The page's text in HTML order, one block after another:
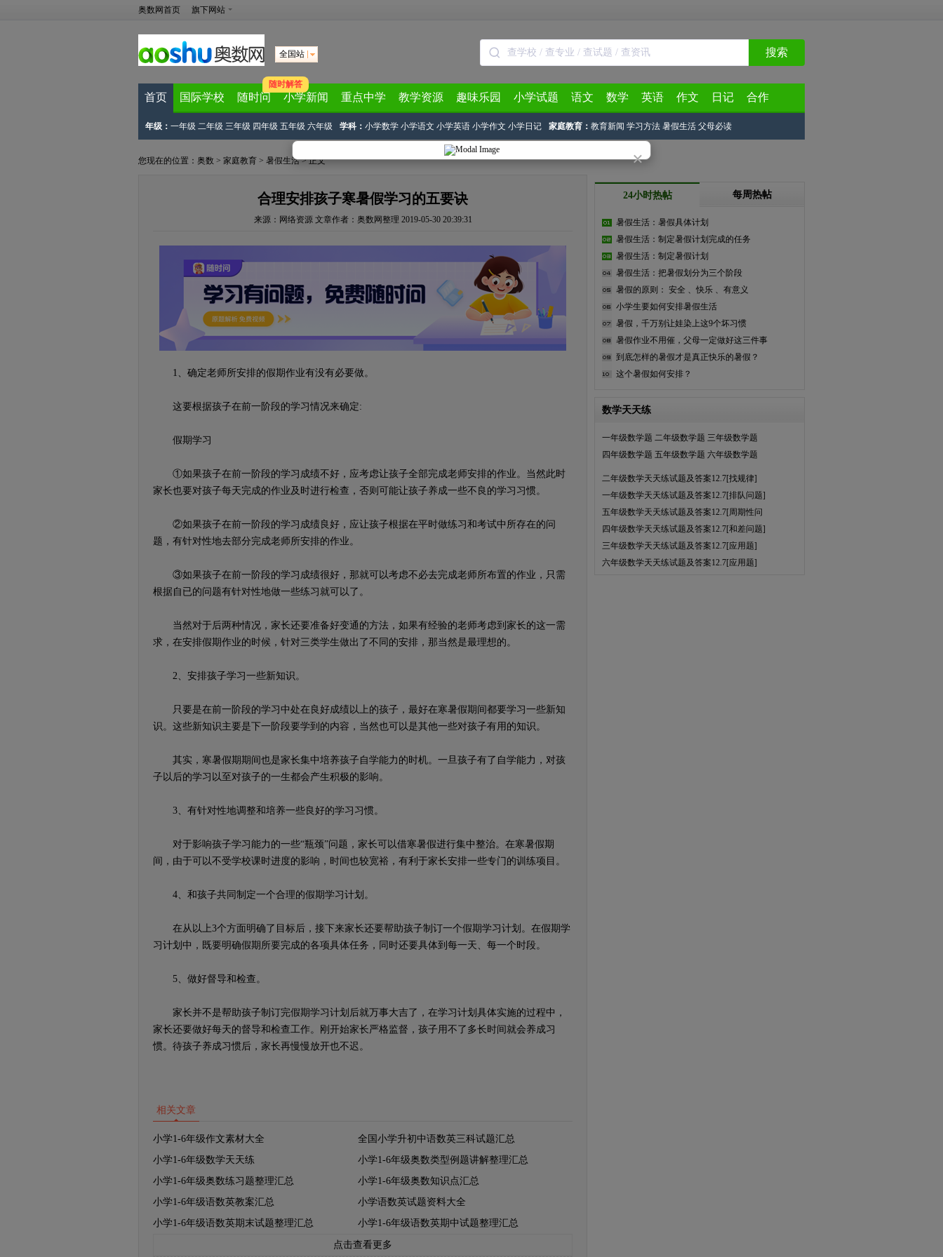
×
奥数网首页 旗下网站
全国站 搜索
首页 国际学校 随时问
随时解答
小学新闻 重点中学 教学资源 趣味乐园 小学试题 语文 数学 英语 作文 日记 合作
年级： 一年级 二年级 三年级 四年级 五年级 六年级 学科： 小学数学 小学语文 小学英语 小学作文 小学日记 家庭教育： 教育新闻 学习方法 暑假生活 父母必读
您现在的位置： 奥数 > 家庭教育 > 暑假生活> 正文
合理安排孩子寒暑假学习的五要诀
来源： 网络资源文章作者：奥数网整理 2019-05-30 20:39:31
1、确定老师所安排的假期作业有没有必要做。
这要根据孩子在前一阶段的学习情况来确定:
假期学习
①如果孩子在前一阶段的学习成绩不好，应考虑让孩子全部完成老师安排的作业。当然此时
家长也要对孩子每天完成的作业及时进行检查，否则可能让孩子养成一些不良的学习习惯。
②如果孩子在前一阶段的学习成绩良好，应让孩子根据在平时做练习和考试中所存在的问
题，有针对性地去部分完成老师所安排的作业。
③如果孩子在前一阶段的学习成绩很好，那就可以考虑不必去完成老师所布置的作业，只需
根据自已的问题有针对性地做一些练习就可以了。
当然对于后两种情况，家长还要准备好变通的方法，如果有经验的老师考虑到家长的这一需
求，在安排假期作业的时候，针对三类学生做出了不同的安排，那当然是最理想的。
2、安排孩子学习一些新知识。
只要是在前一阶段的学习中处在良好成绩以上的孩子，最好在寒暑假期间都要学习一些新知
识。这些新知识主要是下一阶段要学到的内容，当然也可以是其他一些对孩子有用的知识。
其实，寒暑假期期间也是家长集中培养孩子自学能力的时机。一旦孩子有了自学能力，对孩
子以后的学习以至对孩子的一生都会产生积极的影响。
3、有针对性地调整和培养一些良好的学习习惯。
对于影响孩子学习能力的一些“瓶颈”问题，家长可以借寒暑假进行集中整治。在寒暑假期
间，由于可以不受学校课时进度的影响，时间也较宽裕，有利于家长安排一些专门的训练项目。
4、和孩子共同制定一个合理的假期学习计划。
在从以上3个方面明确了目标后，接下来家长还要帮助孩子制订一个假期学习计划。在假期学
习计划中，既要明确假期所要完成的各项具体任务，同时还要具体到每一天、每一个时段。
5、做好督导和检查。
家长并不是帮助孩子制订完假期学习计划后就万事大吉了，在学习计划具体实施的过程中，
家长还要做好每天的督导和检查工作。刚开始家长严格监督，孩子用不了多长时间就会养成习
惯。待孩子养成习惯后，家长再慢慢放开也不迟。
相关文章
小学1-6年级作文素材大全
全国小学升初中语数英三科试题汇总
小学1-6年级数学天天练
小学1-6年级奥数类型例题讲解整理汇总
小学1-6年级奥数练习题整理汇总
小学1-6年级奥数知识点汇总
小学1-6年级语数英教案汇总
小学语数英试题资料大全
小学1-6年级语数英期末试题整理汇总
小学1-6年级语数英期中试题整理汇总
点击查看更多
24小时热帖 每周热帖
暑假生活：暑假具体计划
暑假生活：制定暑假计划完成的任务
暑假生活：制定暑假计划
暑假生活：把暑假划分为三个阶段
暑假的原则： 安全 、快乐 、有意义
小学生要如何安排暑假生活
暑假，千万别让娃染上这9个坏习惯
暑假作业不用催，父母一定做好这三件事
到底怎样的暑假才是真正快乐的暑假？
这个暑假如何安排？
数学天天练
一年级数学题 二年级数学题 三年级数学题
四年级数学题 五年级数学题 六年级数学题
二年级数学天天练试题及答案12.7[找规律]
一年级数学天天练试题及答案12.7[排队问题]
五年级数学天天练试题及答案12.7[周期性问
四年级数学天天练试题及答案12.7[和差问题]
三年级数学天天练试题及答案12.7[应用题]
六年级数学天天练试题及答案12.7[应用题]